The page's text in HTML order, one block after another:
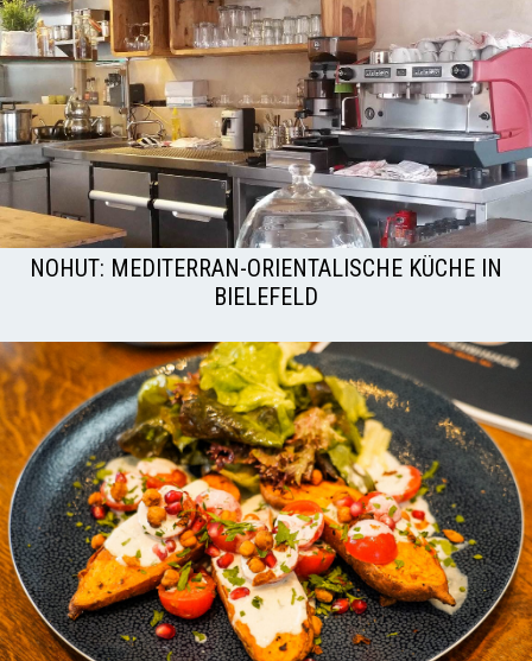
NOHUT: MEDITERRAN-ORIENTALISCHE KÜCHE IN
BIELEFELD